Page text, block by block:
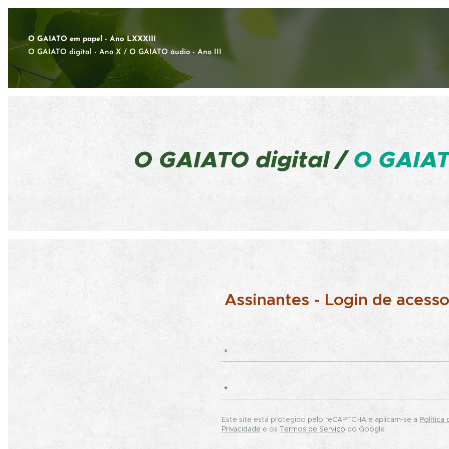
O GAIATO em papel - Ano LXXXIII
O GAIATO digital - Ano X / O GAIATO áudio - Ano III
O GAIATOdigital /O
Assinantes - Login de acesso
Este site está protegido pelo reCAPTCHA e aplicam-se a Política
Privacidade e os Termos de Serviço do Google.